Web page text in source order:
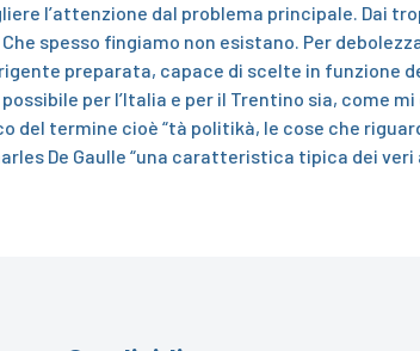
l’attenzione dal problema principale. Dai
spesso fingiamo non esistano. Per
preparata, capace di scelte in funzione
per l’Italia e per il Trentino sia, come
del termine cioè “tà politikà, le cose che
De Gaulle “una caratteristica tipica dei